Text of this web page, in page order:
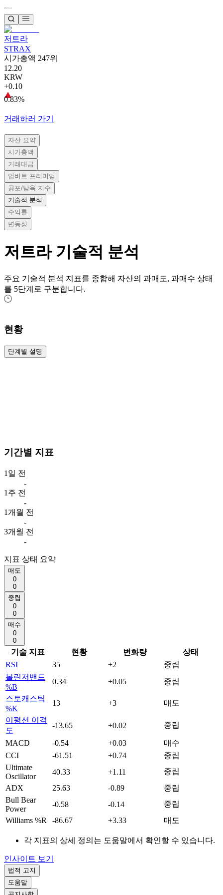
저트라
STRAX
시가총액 247위
12.20
KRW
+0.10
0.83%
거래하러 가기
자산 요약
시가총액
거래대금
업비트 프리미엄
공포/탐욕 지수
기술적 분석
수익률
변동성
저트라 기술적 분석
주요 기술적 분석 지표를 종합해 자산의 과매도, 과매수 상태
를 5단계로 구분합니다.
현황
단계별 설명
기간별 지표
1일 전
-
1주 전
-
1개월 전
-
3개월 전
-
지표 상태 요약
매도
0
0
중립
0
0
매수
0
0
기술 지표 현황 변화량
상태
RSI
35 +2
중립
볼린저밴드
%B
0.34 +0.05
중립
스토캐스틱
%K
13 +3
매도
이평선 이격
도
-13.65 +0.02 중립
MACD -0.54 +0.03
매수
CCI
-61.51 +0.74
중립
Ultimate
Oscillator
40.33 +1.11
중립
ADX
25.63 -0.89
중립
Bull Bear
Power
-0.58 -0.14
중립
Williams %R
-86.67 +3.33 매도
각 지표의 상세 정의는 도움말에서 확인할 수 있습니다.
인사이트 보기
법적 고지
도움말